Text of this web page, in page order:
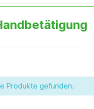
Produkte gefunden.